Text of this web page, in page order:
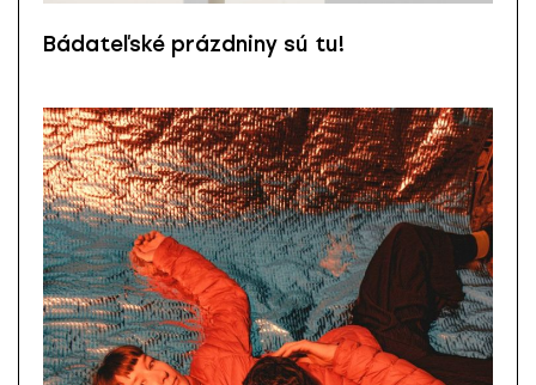
Bádateľské prázdniny sú tu!